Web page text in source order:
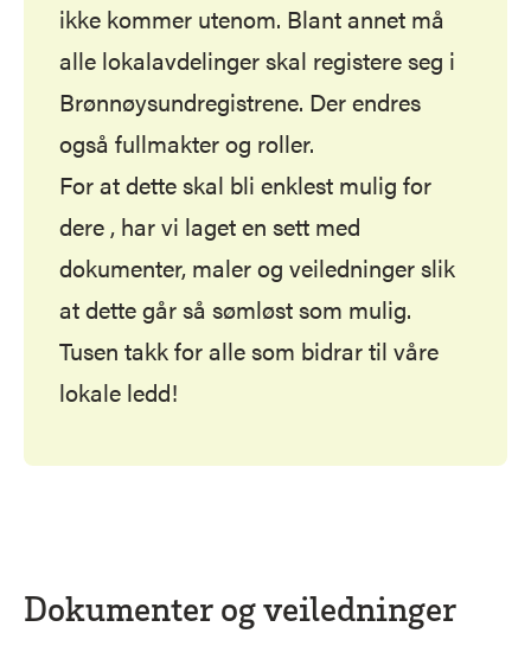
ikke kommer utenom. Blant annet må
alle lokalavdelinger skal registere seg i
Brønnøysundregistrene. Der endres
også fullmakter og roller.
For at dette skal bli enklest mulig for
dere , har vi laget en sett med
dokumenter, maler og veiledninger slik
at dette går så sømløst som mulig.
Tusen takk for alle som bidrar til våre
lokale ledd!
Dokumenter og veiledninger